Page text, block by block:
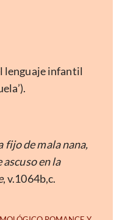
lenguaje infantil
fijo de mala nana,
ascuso en la
, v.1064b,c.